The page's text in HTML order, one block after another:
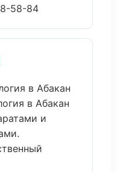
58-84
в Абакан
в Абакан
и